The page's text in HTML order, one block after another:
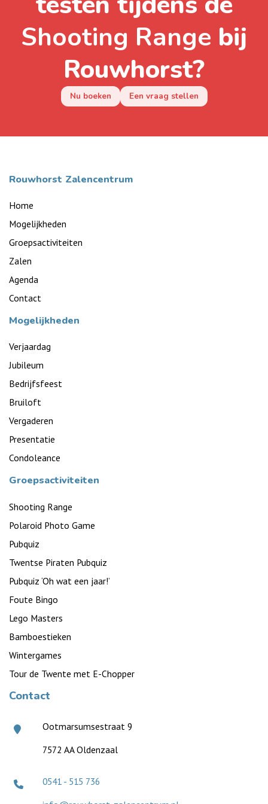
Shooting Range bij
Rouwhorst?
Nu boeken Een vraag stellen
Rouwhorst Zalencentrum
Home
Mogelijkheden
Groepsactiviteiten
Zalen
Agenda
Contact
Mogelijkheden
Verjaardag
Jubileum
Bedrijfsfeest
Bruiloft
Vergaderen
Presentatie
Condoleance
Groepsactiviteiten
Shooting Range
Polaroid Photo Game
Pubquiz
Twentse Piraten Pubquiz
Pubquiz ‘Oh wat een jaar!’
Foute Bingo
Lego Masters
Bamboestieken
Wintergames
Tour de Twente met E-Chopper
Contact
Ootmarsumsestraat 9
7572 AA Oldenzaal
0541 - 515 736